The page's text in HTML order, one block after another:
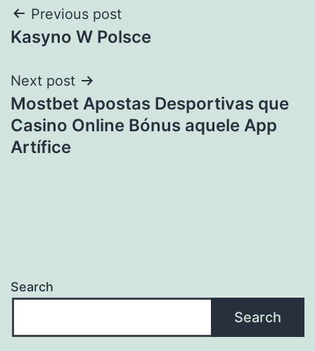
Post
navigation
Previous post
Kasyno W Polsce
Next post
Mostbet Apostas Desportivas que
Casino Online Bónus aquele App
Artífice
Search
Search